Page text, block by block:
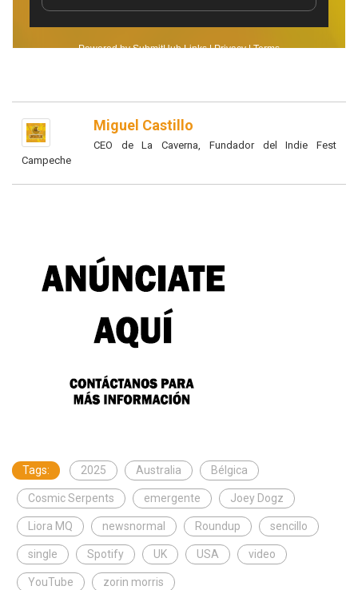
Miguel Castillo
CEO de La Caverna, Fundador del Indie Fest
Campeche
Tags: 2025 Australia Bélgica
Cosmic Serpents emergente Joey Dogz
Liora MQ newsnormal Roundup sencillo
single Spotify UK USA video
YouTube zorin morris